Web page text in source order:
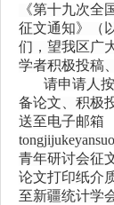
《第十九次全
征文通知》（
们，望我区广
学者积极投稿
请申请人
备论文、积极
送至电子邮箱
青年研讨会征
论文打印纸介
至新疆统计学